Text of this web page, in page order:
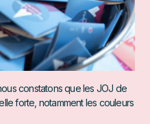
constatons que les JOJ de
forte, notamment les couleurs